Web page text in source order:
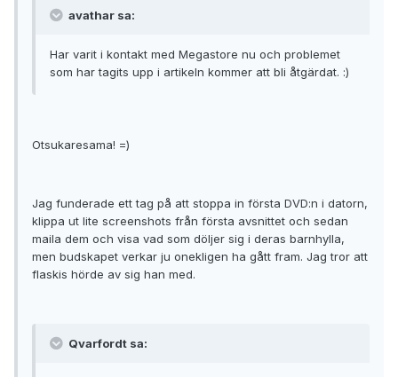
avathar sa:
Har varit i kontakt med Megastore nu och problemet
som har tagits upp i artikeln kommer att bli åtgärdat. :)
Otsukaresama! =)
Jag funderade ett tag på att stoppa in första DVD:n i datorn,
klippa ut lite screenshots från första avsnittet och sedan
maila dem och visa vad som döljer sig i deras barnhylla,
men budskapet verkar ju onekligen ha gått fram. Jag tror att
flaskis hörde av sig han med.
Qvarfordt sa: